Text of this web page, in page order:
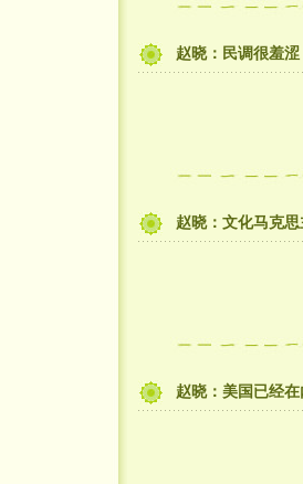
赵晓：民调很羞
赵晓：文化马克
赵晓：美国已经